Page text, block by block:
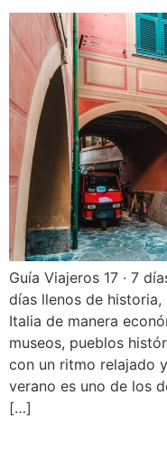
Guía Viajeros 17 · 7
días llenos de
Italia de manera
museos, pueblos
con un ritmo relajado
verano es uno de los
[…]